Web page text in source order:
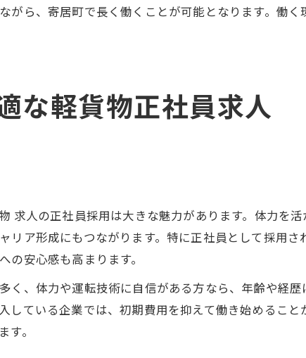
がら、寄居町で長く働くことが可能となります。働
な軽貨物正社員求人
求人の正社員採用は大きな魅力があります。体力を
ア形成にもつながります。特に正社員として採用
安心感も高まります。
く、体力や運転技術に自信がある方なら、年齢や経
ている企業では、初期費用を抑えて働き始めるこ
。